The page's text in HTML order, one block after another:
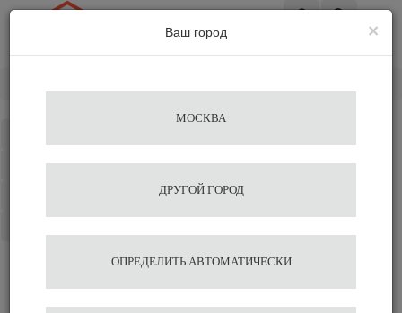
Избранное
×
Ваш город
МОСКВА
ДРУГОЙ ГОРОД
ОПРЕДЕЛИТЬ АВТОМАТИЧЕСКИ